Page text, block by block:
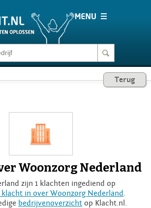
Terug
Woonzorg Nederland
zijn 1 klachten ingediend op
klacht in over Woonzorg Nederland
bedrijvenoverzicht op Klacht.nl.